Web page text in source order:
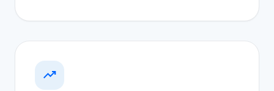
trending_up